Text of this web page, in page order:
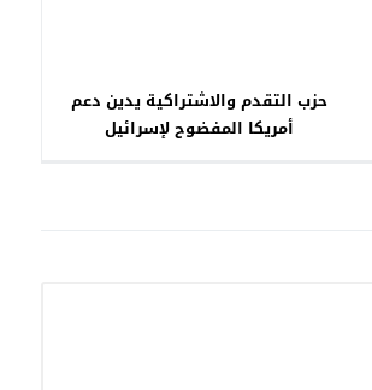
حزب التقدم والاشتراكية يدين دعم
أمريكا المفضوح لإسرائيل